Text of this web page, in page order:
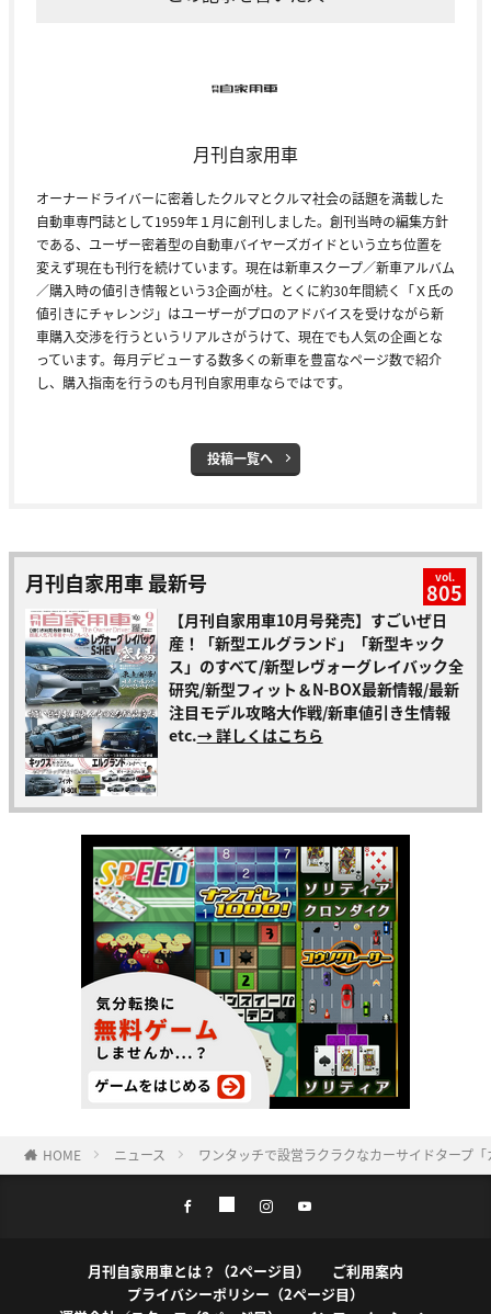
月刊自家用車
オーナードライバーに密着したクルマとクルマ社会の話題を満載した
自動車専門誌として1959年１月に創刊しました。創刊当時の編集方針
である、ユーザー密着型の自動車バイヤーズガイドという立ち位置を
変えず現在も刊行を続けています。現在は新車スクープ／新車アルバム
／購入時の値引き情報という3企画が柱。とくに約30年間続く「Ｘ氏の
値引きにチャレンジ」はユーザーがプロのアドバイスを受けながら新
車購入交渉を行うというリアルさがうけて、現在でも人気の企画とな
っています。毎月デビューする数多くの新車を豊富なページ数で紹介
し、購入指南を行うのも月刊自家用車ならではです。
投稿一覧へ
月刊自家用車 最新号 vol.
805
【月刊自家用車10月号発売】すごいぜ日
産！「新型エルグランド」「新型キック
ス」のすべて/新型レヴォーグレイバック全
研究/新型フィット＆N-BOX最新情報/最新
注目モデル攻略大作戦/新車値引き生情報
etc.→ 詳しくはこちら
HOME ニュース ワンタッチで設営ラクラクなカーサイドタープ
月刊自家用車とは？（2ページ目）
ご利用案内
プライバシーポリシー（2ページ目）